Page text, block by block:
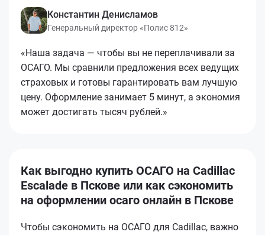
Константин Денисламов
Генеральный директор «Полис 812»
«Наша задача — чтобы вы не переплачивали за
ОСАГО. Мы сравнили предложения всех ведущих
страховых и готовы гарантировать вам лучшую
цену. Оформление занимает 5 минут, а экономия
может достигать тысяч рублей.»
Как выгодно купить ОСАГО на Cadillac
Escalade в Пскове или как сэкономить
на оформлении осаго онлайн в Пскове
Чтобы сэкономить на ОСАГО для Cadillac, важно